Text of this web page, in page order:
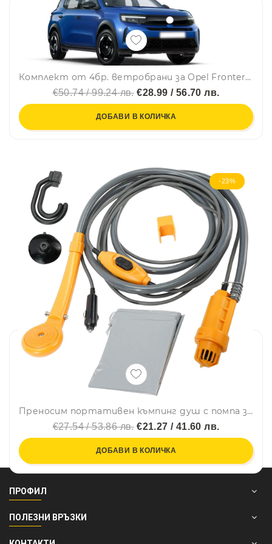
Комплект от 4бр. ветробрани за Opel Frontera 2024 г. +
€50.74 / 99.24 лв.€28.99 / 56.70 лв.
ДОБАВИ В КОЛИЧКА
-23%
Преносим портативен къмпинг душ с помпа за автомобил 12V
€27.54 / 53.86 лв.€21.27 / 41.60 лв.
ДОБАВИ В КОЛИЧКА
ПРОФИЛ
ПОЛЕЗНИ ВРЪЗКИ